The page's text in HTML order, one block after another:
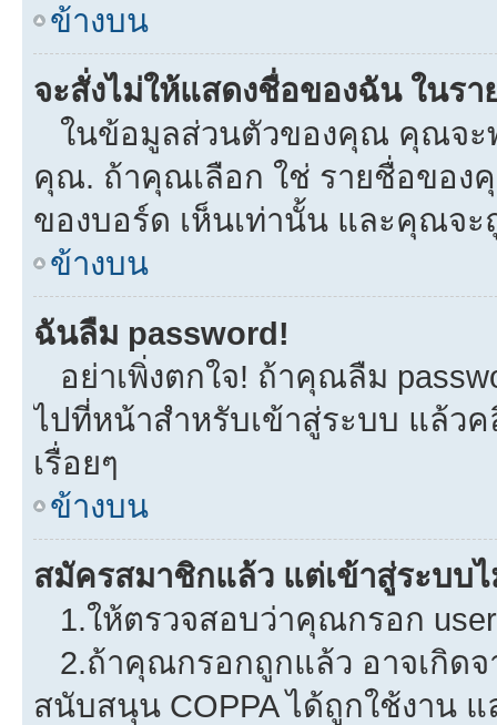
ข้างบน
จะสั่งไม่ให้แสดงชื่อของฉัน ในร
ในข้อมูลส่วนตัวของคุณ คุณจะ
คุณ. ถ้าคุณเลือก ใช่ รายชื่อของ
ของบอร์ด เห็นเท่านั้น และคุณจ
ข้างบน
ฉันลืม password!
อย่าเพิ่งตกใจ! ถ้าคุณลืม
ไปที่หน้าสำหรับเข้าสู่ระบบ แล้ว
เรื่อยๆ
ข้างบน
สมัครสมาชิกแล้ว แต่เข้าสู่ระบบ
1.ให้ตรวจสอบว่าคุณกรอก
2.ถ้าคุณกรอกถูกแล้ว อาจเกิดจ
สนับสนุน COPPA ได้ถูกใช้งาน